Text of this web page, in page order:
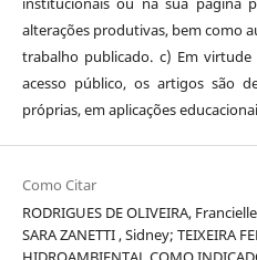
alterações produtivas, bem como
trabalho publicado. c) Em
acesso público, os artigos são
próprias, em aplicações
Como Citar
RODRIGUES DE OLIVEIRA,
SARA ZANETTI , Sidney; TEIXEIRA